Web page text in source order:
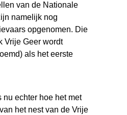
van de Nationale
namelijk nog
opgenomen. Die
Vrije Geer wordt
als het eerste
nu echter hoe het met
het nest van de Vrije